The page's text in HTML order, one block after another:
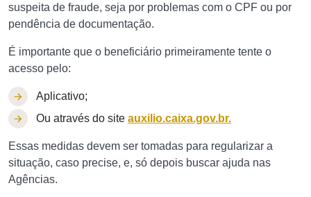
suspeita de fraude, seja por problemas com o CPF ou por
pendência de documentação.
É importante que o beneficiário primeiramente tente o
acesso pelo:
Aplicativo;
Ou através do site auxilio.caixa.gov.br.
Essas medidas devem ser tomadas para regularizar a
situação, caso precise, e, só depois buscar ajuda nas
Agências.